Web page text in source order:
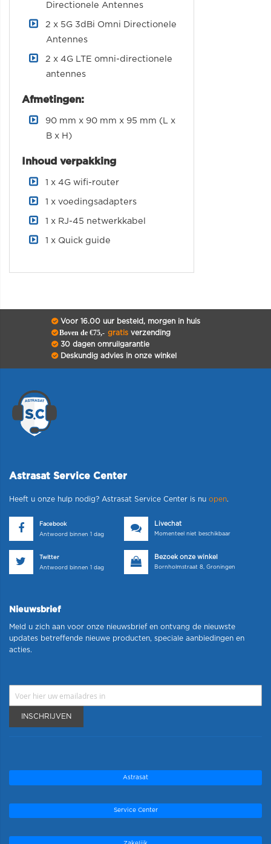
Directionele Antennes
2 x 5G 3dBi Omni Directionele
Antennes
2 x 4G LTE omni-directionele
antennes
Afmetingen:
90 mm x 90 mm x 95 mm (L x
B x H)
Inhoud verpakking
1 x 4G wifi-router
1 x voedingsadapters
1 x RJ-45 netwerkkabel
1 x Quick guide
Voor 16.00 uur besteld, morgen in huis
Boven de €75,- gratisverzending
30 dagen omruilgarantie
Deskundig advies in onze winkel
Astrasat Service Center
Heeft u onze hulp nodig? Astrasat Service Center is nu open.
Facebook
Antwoord binnen 1 dag
Livechat
Momenteel niet beschikbaar
Twitter
Antwoord binnen 1 dag
Bezoek onze winkel
Bornholmstraat 8, Groningen
Nieuwsbrief
Meld u zich aan voor onze nieuwsbrief en ontvang de nieuwste
updates betreffende nieuwe producten, speciale aanbiedingen en
acties.
INSCHRIJVEN
Astrasat
Service Center